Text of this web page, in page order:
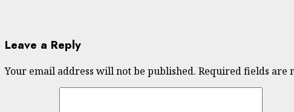
Leave a Reply
Your email address will not be published. Required fields are